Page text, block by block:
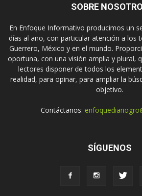
SOBRE
En Enfoque Informativo producimos un
días al año, con particular atención a los
Guerrero, México y en el mundo.
oportuna, con una visión amplia y plural,
lectores disponer de todos los
realidad, para opinar, para ampliar la
objetivo.
Contáctanos:
SÍGUENOS